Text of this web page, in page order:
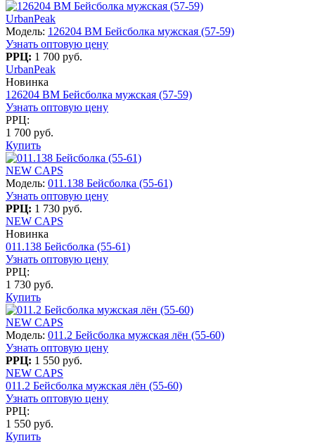
UrbanPeak
Модель: 126204 BM Бейсболка мужская (57-59)
Узнать оптовую цену
РРЦ: 1 700 руб.
UrbanPeak
Новинка
126204 BM Бейсболка мужская (57-59)
Узнать оптовую цену
РРЦ:
1 700 руб.
Купить
NEW CAPS
Модель: 011.138 Бейсболка (55-61)
Узнать оптовую цену
РРЦ: 1 730 руб.
NEW CAPS
Новинка
011.138 Бейсболка (55-61)
Узнать оптовую цену
РРЦ:
1 730 руб.
Купить
NEW CAPS
Модель: 011.2 Бейсболка мужская лён (55-60)
Узнать оптовую цену
РРЦ: 1 550 руб.
NEW CAPS
011.2 Бейсболка мужская лён (55-60)
Узнать оптовую цену
РРЦ:
1 550 руб.
Купить